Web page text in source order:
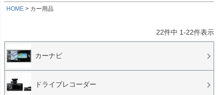
HOME カー用品
22件中 1-22件表示
カーナビ
ドライブレコーダー